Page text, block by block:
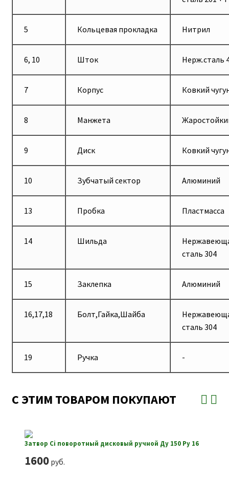
5 Кольцевая прокладка Нитрил
6, 10 Шток Нерж.сталь
7 Корпус Ковкий
8 Манжета
9 Диск Ковкий
10 Зубчатый сектор Алюминий
13 Пробка Пластмасса
14 Шильда
сталь 304
15 Заклепка Алюминий
16,17,18 Болт,Гайка,Шайба
сталь 304
19 Ручка -
С ЭТИМ ТОВАРОМ ПОКУПАЮТ
Затвор Ci поворотный дисковый ручной Ду 150 Ру 16
1600руб.